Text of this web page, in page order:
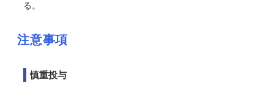
る。
注意事項
慎重投与